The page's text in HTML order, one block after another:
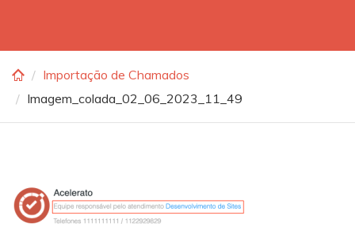
Importação de Chamados
Imagem_colada_02_06_2023_11_49